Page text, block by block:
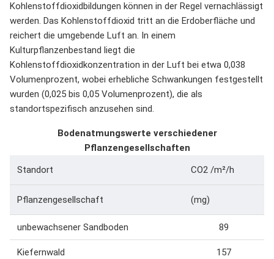
Kohlenstoffdioxidbildungen können in der Regel vernachlässigt
werden. Das Kohlenstoffdioxid tritt an die Erdoberfläche und
reichert die umgebende Luft an. In einem
Kulturpflanzenbestand liegt die
Kohlenstoffdioxidkonzentration in der Luft bei etwa 0,038
Volumenprozent, wobei erhebliche Schwankungen festgestellt
wurden (0,025 bis 0,05 Volumenprozent), die als
standortspezifisch anzusehen sind.
Bodenatmungswerte verschiedener
Pflanzengesellschaften
Standort
CO2 /m²/h
Pflanzengesellschaft (mg)
unbewachsener Sandboden 89
Kiefernwald 157